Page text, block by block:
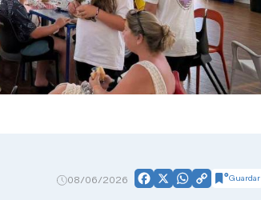
08/06/2026 Facebook
X WhatsApp
CopyGuardar